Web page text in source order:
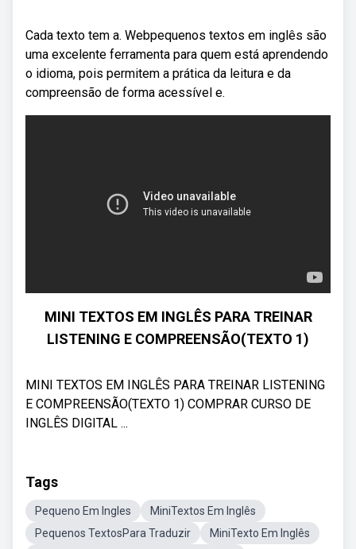
Cada texto tem a. Webpequenos textos em inglês são
uma excelente ferramenta para quem está aprendendo
o idioma, pois permitem a prática da leitura e da
compreensão de forma acessível e.
MINI TEXTOS EM INGLÊS PARA TREINAR
LISTENING E COMPREENSÃO(TEXTO 1)
MINI TEXTOS EM INGLÊS PARA TREINAR LISTENING
E COMPREENSÃO(TEXTO 1) COMPRAR CURSO DE
INGLÊS DIGITAL ...
Tags
Pequeno Em Ingles
MiniTextos Em Inglês
Pequenos TextosPara Traduzir
MiniTexto Em Inglês